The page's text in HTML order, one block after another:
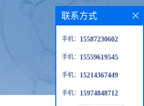
联系方式
手机： 15587230602
手机： 15559619545
手机： 15214367449
手机： 15974848712